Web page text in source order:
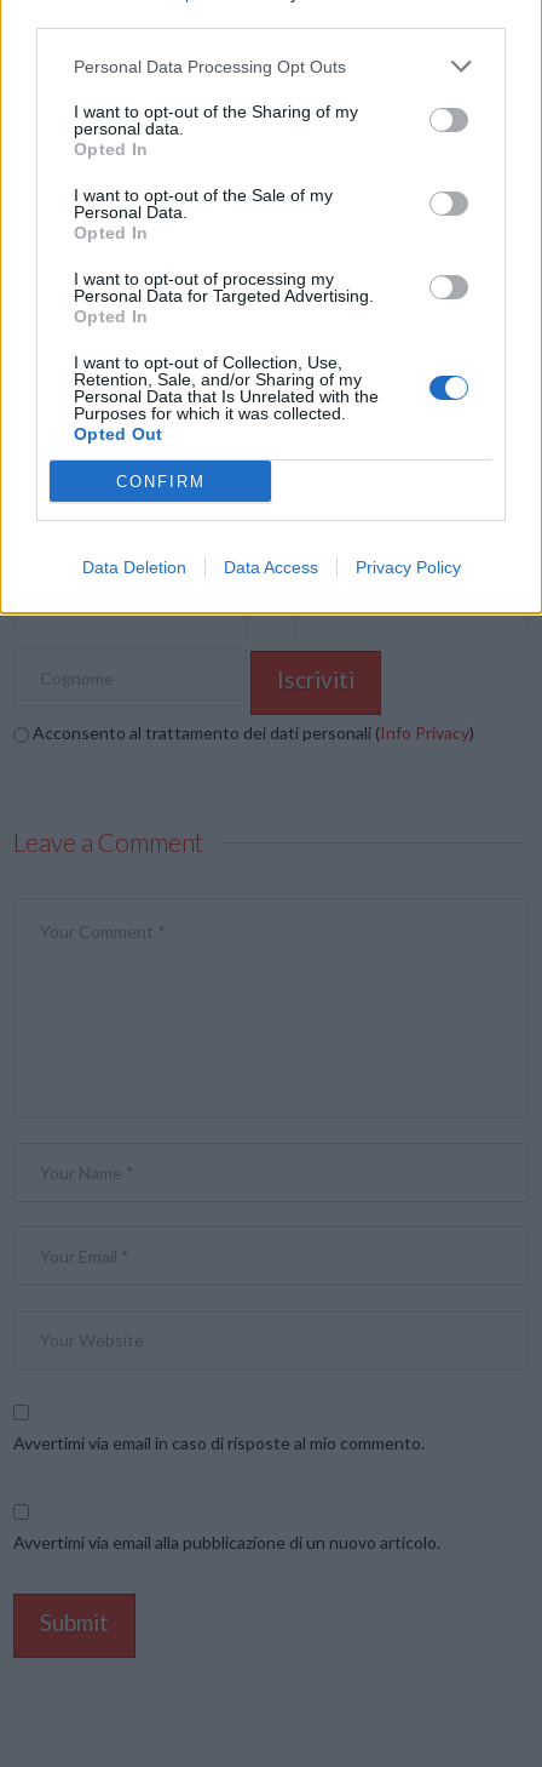
Personal Data Processing Opt Outs
I want to opt-out of the Sharing of my
personal data.
Opted In
I want to opt-out of the Sale of my
Personal Data.
Opted In
I want to opt-out of processing my
Personal Data for Targeted Advertising.
Opted In
I want to opt-out of Collection, Use,
Retention, Sale, and/or Sharing of my
Personal Data that Is Unrelated with the
Purposes for which it was collected.
Opted Out
CONFIRM
Data Deletion Data Access Privacy Policy
domanda che il mercato del lavoro offre per i loro profili in questo
momento. Si consolida così la collaborazione con Samsung
sviluppo delle competenze digitali”.
Per ulteriori informazioni:
https://www.samsung.com/it/campaign/smart-things/
Condividi questo articolo:
E-mail
Mastodon Telegram WhatsApp
Stampa
Vuoi ricevere gli aggiornamenti delle news di TecnoGazzetta?
Inserisci nome ed indirizzo E-Mail:
Acconsento al trattamento dei dati personali (Info Privacy)
Leave a Comment
Avvertimi via email in caso di risposte al mio commento.
Avvertimi via email alla pubblicazione di un nuovo articolo.